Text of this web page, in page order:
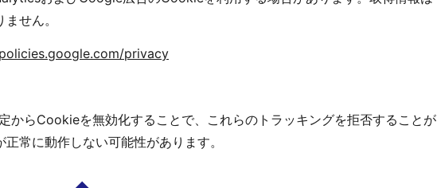
せん。
privacy
からCookieを無効化することで、これらのトラッキングを拒否することが
常に動作しない可能性があります。